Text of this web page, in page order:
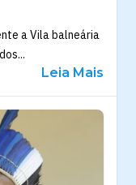
a Vila balneária
Leia Mais